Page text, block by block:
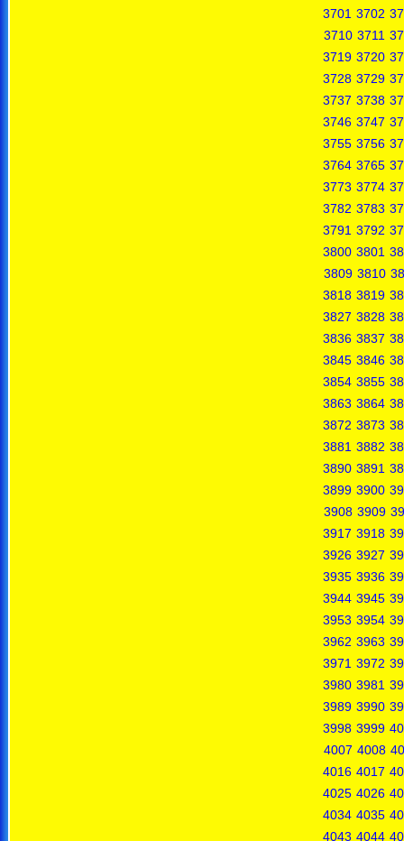
3701 3702
3710 3711
3719 3720
3728 3729
3737 3738
3746 3747
3755 3756
3764 3765
3773 3774
3782 3783
3791 3792
3800 3801
3809 3810
3818 3819
3827 3828
3836 3837
3845 3846
3854 3855
3863 3864
3872 3873
3881 3882
3890 3891
3899 3900
3908 3909
3917 3918
3926 3927
3935 3936
3944 3945
3953 3954
3962 3963
3971 3972
3980 3981
3989 3990
3998 3999
4007 4008
4016 4017
4025 4026
4034 4035
4043 4044